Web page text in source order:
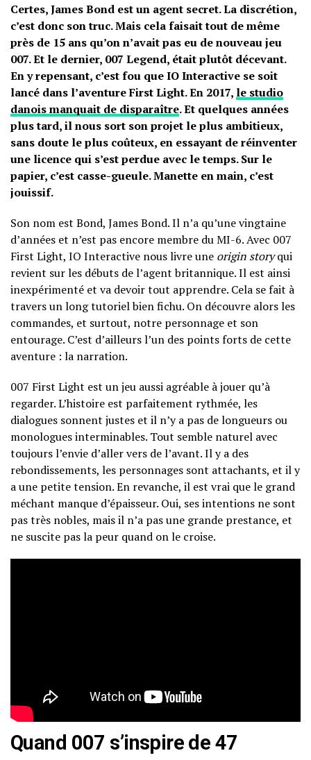
Certes, James Bond est un agent secret. La discrétion,
c’est donc son truc. Mais cela faisait tout de même
près de 15 ans qu’on n’avait pas eu de nouveau jeu
007. Et le dernier, 007 Legend, était plutôt décevant.
En y repensant, c’est fou que IO Interactive se soit
lancé dans l’aventure First Light. En 2017, le studio
danois manquait de disparaître. Et quelques années
plus tard, il nous sort son projet le plus ambitieux,
sans doute le plus coûteux, en essayant de réinventer
une licence qui s’est perdue avec le temps. Sur le
papier, c’est casse-gueule. Manette en main, c’est
jouissif.
Son nom est Bond, James Bond. Il n’a qu’une vingtaine
d’années et n’est pas encore membre du MI-6. Avec 007
First Light, IO Interactive nous livre une origin storyqui
revient sur les débuts de l’agent britannique. Il est ainsi
inexpérimenté et va devoir tout apprendre. Cela se fait à
travers un long tutoriel bien fichu. On découvre alors les
commandes, et surtout, notre personnage et son
entourage. C’est d’ailleurs l’un des points forts de cette
aventure : la narration.
007 First Light est un jeu aussi agréable à jouer qu’à
regarder. L’histoire est parfaitement rythmée, les
dialogues sonnent justes et il n’y a pas de longueurs ou
monologues interminables. Tout semble naturel avec
toujours l’envie d’aller vers de l’avant. Il y a des
rebondissements, les personnages sont attachants, et il y
a une petite tension. En revanche, il est vrai que le grand
méchant manque d’épaisseur. Oui, ses intentions ne sont
pas très nobles, mais il n’a pas une grande prestance, et
ne suscite pas la peur quand on le croise.
Quand 007 s’inspire de 47